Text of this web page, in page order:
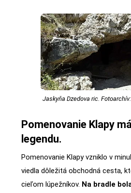
Jaskyňa Dzedova ric.
Pomenovanie Klapy
legendu.
Pomenovanie Klapy vzniklo v
viedla dôležitá obchodná cesta,
cieľom lúpežníkov. Na bradle